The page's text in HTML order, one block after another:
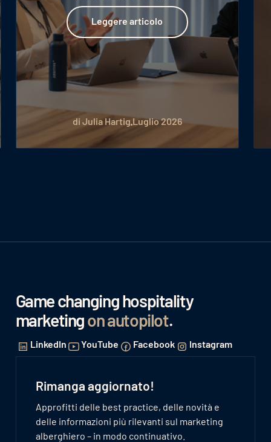
Leggere articolo
Leggere articolo
di Julia Hartig Luglio 2026
Game changing hospitality
marketingon autopilot.
LinkedIn YouTube Facebook Instagram
Rimanga aggiornato!
Approfitti delle best practice, delle novità e
delle informazioni più rilevanti sul marketing
alberghiero – in modo continuativo.